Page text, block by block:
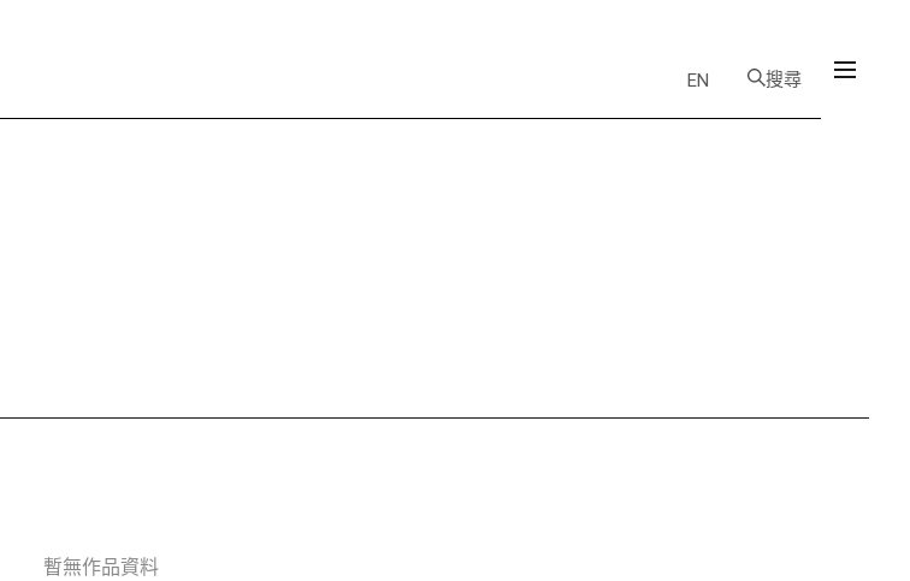
EN 搜尋
暫無作品資料